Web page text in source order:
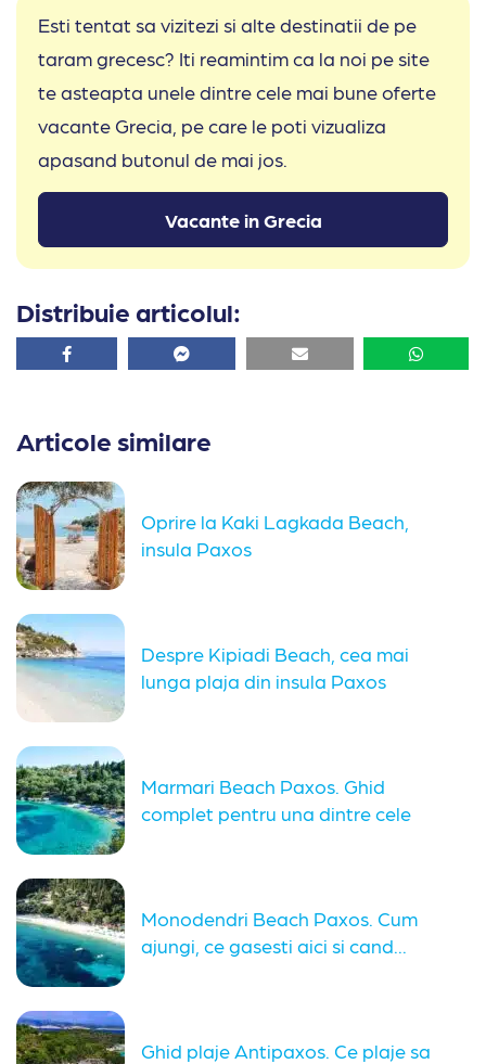
Esti tentat sa vizitezi si alte destinatii de pe
taram grecesc? Iti reamintim ca la noi pe site
te asteapta unele dintre cele mai bune oferte
vacante Grecia, pe care le poti vizualiza
apasand butonul de mai jos.
Vacante in Grecia
Distribuie articolul:
Facebook Facebook Email
Articole similare
Oprire la Kaki Lagkada Beach,
insula Paxos
Despre Kipiadi Beach, cea mai
lunga plaja din insula Paxos
Marmari Beach Paxos. Ghid
complet pentru una dintre cele
Monodendri Beach Paxos. Cum
ajungi, ce gasesti aici si cand...
Ghid plaje Antipaxos. Ce plaje sa